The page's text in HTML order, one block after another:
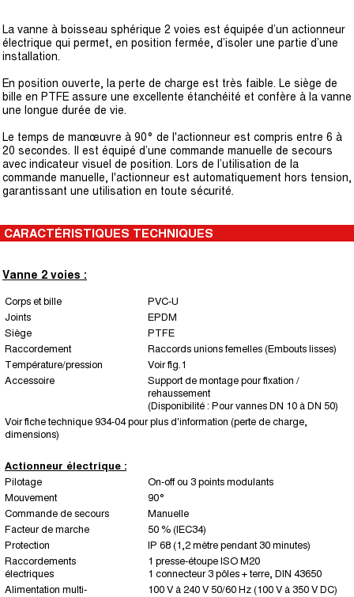
La vanne à boisseau sphérique 2 voies est équipée d’un actionneur
électrique qui permet, en position fermée, d’isoler une partie d’une
installation.
En position ouverte, la perte de charge est très faible. Le siège de
bille en PTFE assure une excellente étanchéité et confère à la vanne
une longue durée de vie.
Le temps de manœuvre à 90° de l'actionneur est compris entre 6 à
20 secondes. Il est équipé d’une commande manuelle de secours
avec indicateur visuel de position. Lors de l’utilisation de la
commande manuelle, l'actionneur est automatiquement hors tension,
garantissant une utilisation en toute sécurité.
CARACTÉRISTIQUES TECHNIQUES
Vanne 2 voies :
Corps et bille
PVC-U
Joints
EPDM
Siège
PTFE
Raccordement
Raccords unions femelles (Embouts lisses)
Température/pression
Voir fig.1
Accessoire
Support de montage pour fixation /
rehaussement
(Disponibilité : Pour vannes DN 10 à DN 50)
Voir fiche technique 934-04 pour plus d'information (perte de charge,
dimensions)
Actionneur électrique :
Pilotage
On-off ou 3 points modulants
Mouvement
90°
Commande de secours
Manuelle
Facteur de marche
50 % (IEC34)
Protection
IP 68 (1,2 mètre pendant 30 minutes)
Raccordements
électriques
1 presse-étoupe ISO M20
1 connecteur 3 pôles + terre, DIN 43650
Alimentation multi-
100 V à 240 V 50/60 Hz (100 V à 350 V DC)